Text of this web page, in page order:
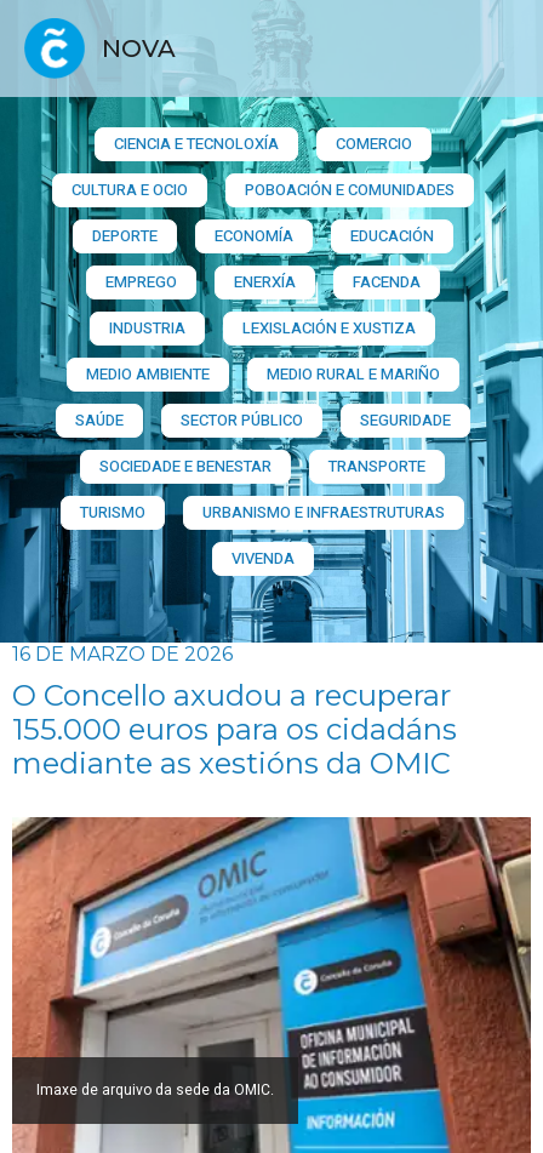
NOVA
CIENCIA E TECNOLOXÍA
COMERCIO
CULTURA E OCIO
POBOACIÓN E COMUNIDADES
DEPORTE
ECONOMÍA
EDUCACIÓN
EMPREGO
ENERXÍA
FACENDA
INDUSTRIA
LEXISLACIÓN E XUSTIZA
MEDIO AMBIENTE
MEDIO RURAL E MARIÑO
SAÚDE
SECTOR PÚBLICO
SEGURIDADE
SOCIEDADE E BENESTAR
TRANSPORTE
TURISMO
URBANISMO E INFRAESTRUTURAS
VIVENDA
16 DE MARZO DE 2026
O Concello axudou a recuperar
155.000 euros para os cidadáns
mediante as xestións da OMIC
Imaxe de arquivo da sede da OMIC.